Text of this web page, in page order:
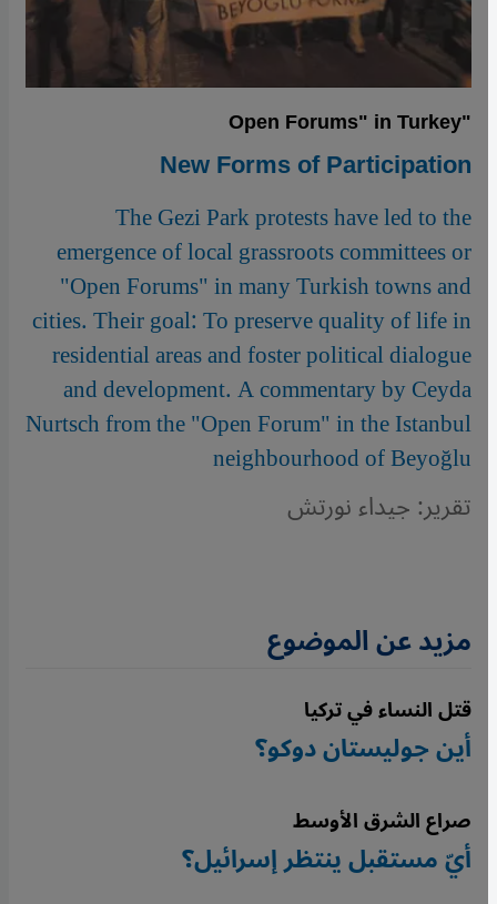
"Open Forums" in Turkey
New Forms of Participation
The Gezi Park protests have led to the
emergence of local grassroots committees or
"Open Forums" in many Turkish towns and
cities. Their goal: To preserve quality of life in
residential areas and foster political dialogue
and development. A commentary by Ceyda
Nurtsch from the "Open Forum" in the Istanbul
neighbourhood of Beyoğlu
تقرير: جيداء نورتش
مزيد عن الموضوع
قتل النساء في تركيا
أين جوليستان دوكو؟
صراع الشرق الأوسط
أيّ مستقبل ينتظر إسرائيل؟